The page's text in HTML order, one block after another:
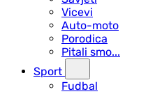
Vicevi
Auto-moto
Porodica
Pitali smo...
Sport
Fudbal